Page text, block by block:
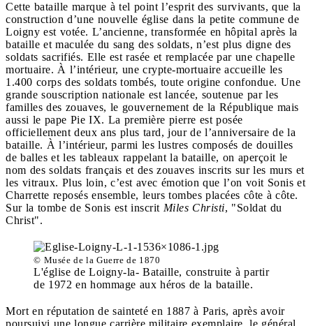
Cette bataille marque à tel point l’esprit des survivants, que la
construction d’une nouvelle église dans la petite commune de
Loigny est votée. L’ancienne, transformée en hôpital après la
bataille et maculée du sang des soldats, n’est plus digne des
soldats sacrifiés. Elle est rasée et remplacée par une chapelle
mortuaire. À l’intérieur, une crypte-mortuaire accueille les
1.400 corps des soldats tombés, toute origine confondue. Une
grande souscription nationale est lancée, soutenue par les
familles des zouaves, le gouvernement de la République mais
aussi le pape Pie IX. La première pierre est posée
officiellement deux ans plus tard, jour de l’anniversaire de la
bataille. À l’intérieur, parmi les lustres composés de douilles
de balles et les tableaux rappelant la bataille, on aperçoit le
nom des soldats français et des zouaves inscrits sur les murs et
les vitraux. Plus loin, c’est avec émotion que l’on voit Sonis et
Charrette reposés ensemble, leurs tombes placées côte à côte.
Sur la tombe de Sonis est inscrit Miles Christi, "Soldat du
Christ".
© Musée de la Guerre de 1870
L'église de Loigny-la- Bataille, construite à partir
de 1972 en hommage aux héros de la bataille.
Mort en réputation de sainteté en 1887 à Paris, après avoir